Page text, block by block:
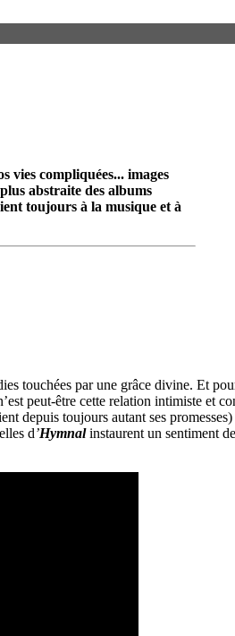
vies compliquées... images
abstraite des albums
toujours à la musique et à
touchées par une grâce divine. Et
peut-être cette relation intimiste et
depuis toujours autant ses
d’Hymnal instaurent un sentiment